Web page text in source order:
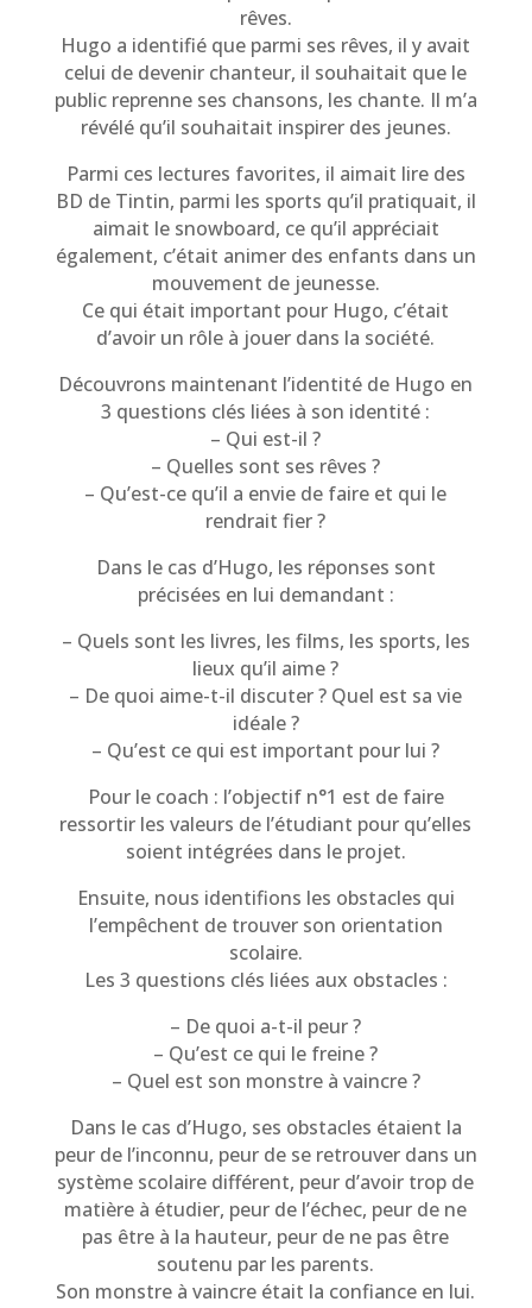
rêves.
Hugo a identifié que parmi ses rêves, il y avait
celui de devenir chanteur, il souhaitait que le
public reprenne ses chansons, les chante. Il m’a
révélé qu’il souhaitait inspirer des jeunes.
Parmi ces lectures favorites, il aimait lire des
BD de Tintin, parmi les sports qu’il pratiquait, il
aimait le snowboard, ce qu’il appréciait
également, c’était animer des enfants dans un
mouvement de jeunesse.
Ce qui était important pour Hugo, c’était
d’avoir un rôle à jouer dans la société.
Découvrons maintenant l’identité de Hugo en
3 questions clés liées à son identité :
– Qui est-il ?
– Quelles sont ses rêves ?
– Qu’est-ce qu’il a envie de faire et qui le
rendrait fier ?
Dans le cas d’Hugo, les réponses sont
précisées en lui demandant :
– Quels sont les livres, les films, les sports, les
lieux qu’il aime ?
– De quoi aime-t-il discuter ? Quel est sa vie
idéale ?
– Qu’est ce qui est important pour lui ?
Pour le coach : l’objectif n°1 est de faire
ressortir les valeurs de l’étudiant pour qu’elles
soient intégrées dans le projet.
Ensuite, nous identifions les obstacles qui
l’empêchent de trouver son orientation
scolaire.
Les 3 questions clés liées aux obstacles :
– De quoi a-t-il peur ?
– Qu’est ce qui le freine ?
– Quel est son monstre à vaincre ?
Dans le cas d’Hugo, ses obstacles étaient la
peur de l’inconnu, peur de se retrouver dans un
système scolaire différent, peur d’avoir trop de
matière à étudier, peur de l’échec, peur de ne
pas être à la hauteur, peur de ne pas être
soutenu par les parents.
Son monstre à vaincre était la confiance en lui.